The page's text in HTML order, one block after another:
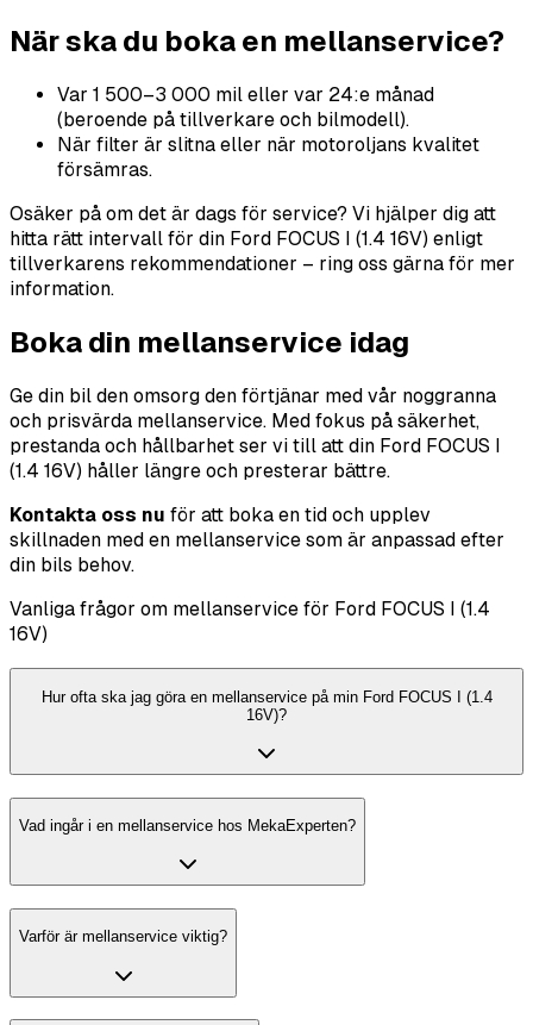
När ska du boka en mellanservice?
Var 1 500–3 000 mil eller var 24:e månad
(beroende på tillverkare och bilmodell).
När filter är slitna eller när motoroljans kvalitet
försämras.
Osäker på om det är dags för service? Vi hjälper dig att
hitta rätt intervall för din Ford FOCUS I (1.4 16V) enligt
tillverkarens rekommendationer – ring oss gärna för mer
information.
Boka din mellanservice idag
Ge din bil den omsorg den förtjänar med vår noggranna
och prisvärda mellanservice. Med fokus på säkerhet,
prestanda och hållbarhet ser vi till att din Ford FOCUS I
(1.4 16V) håller längre och presterar bättre.
Kontakta oss nu för att boka en tid och upplev
skillnaden med en mellanservice som är anpassad efter
din bils behov.
Vanliga frågor om mellanservice för Ford FOCUS I (1.4
16V)
Hur ofta ska jag göra en mellanservice på min Ford FOCUS I (1.4
16V)?
Vad ingår i en mellanservice hos MekaExperten?
Varför är mellanservice viktig?